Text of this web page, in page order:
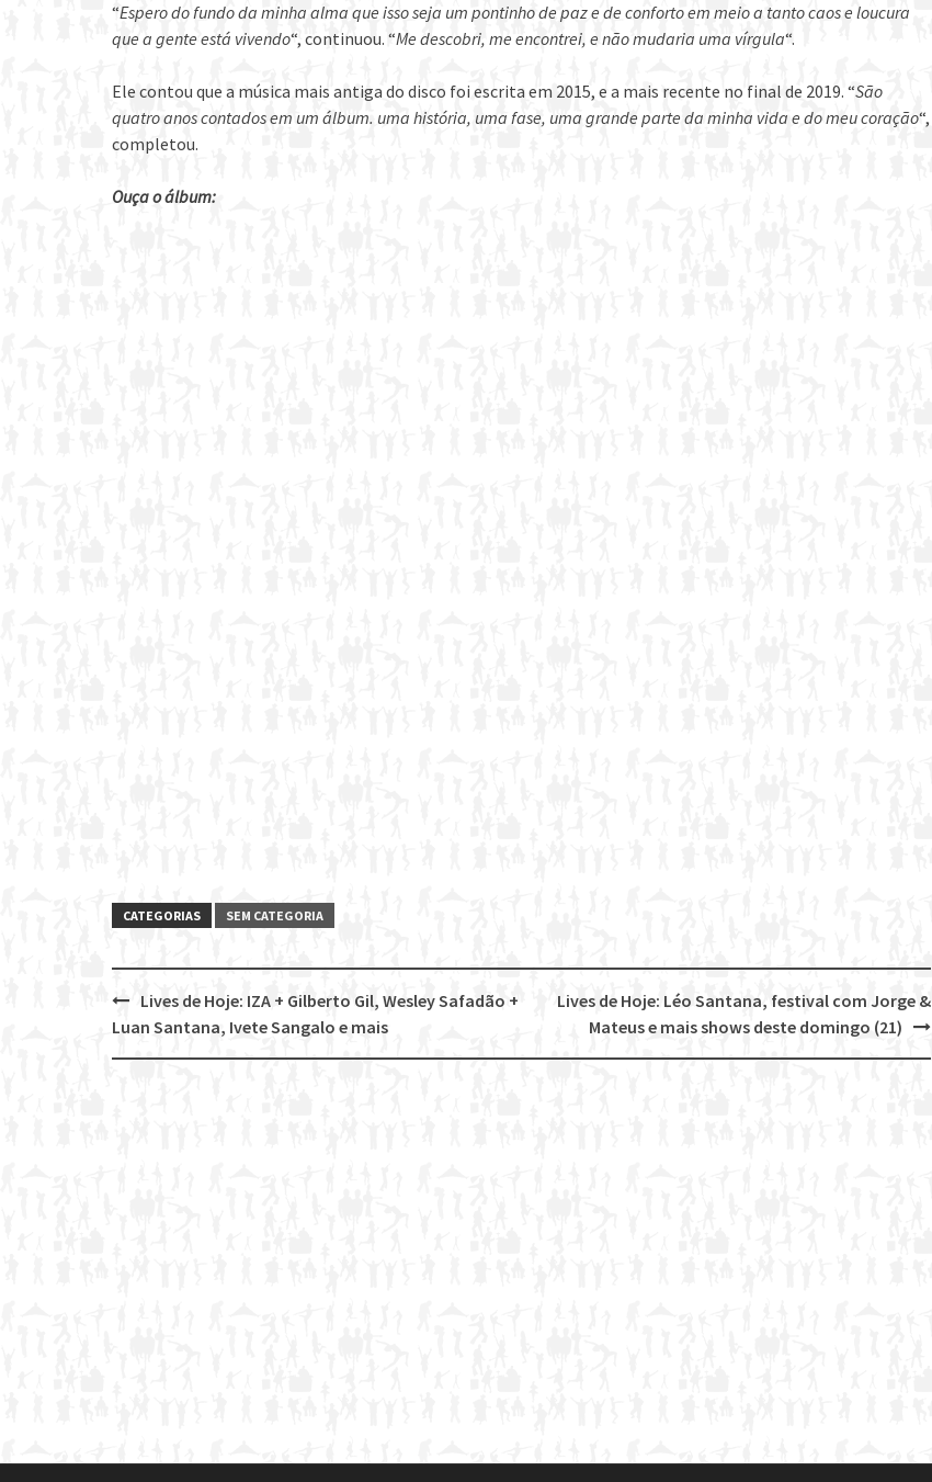
“Espero do fundo da minha alma que isso seja um pontinho de paz e de conforto em meio a tanto caos e loucura
que a gente está vivendo“, continuou. “Me descobri, me encontrei, e não mudaria uma vírgula“.
Ele contou que a música mais antiga do disco foi escrita em 2015, e a mais recente no final de 2019. “São
quatro anos contados em um álbum. uma história, uma fase, uma grande parte da minha vida e do meu coração“,
completou.
Ouça o álbum:
CATEGORIAS SEM CATEGORIA
Post
navigation
Lives de Hoje: Léo Santana, festival com Jorge &
Mateus e mais shows deste domingo (21)
Lives de Hoje: IZA + Gilberto Gil, Wesley Safadão +
Luan Santana, Ivete Sangalo e mais